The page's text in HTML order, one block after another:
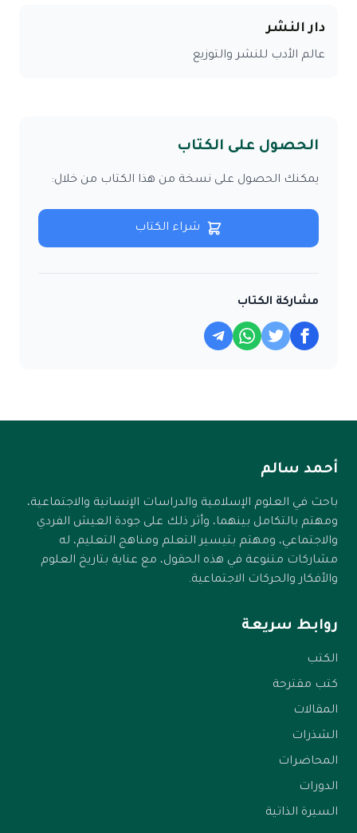
دار النشر
عالم الأدب للنشر والتوزيع
الحصول على الكتاب
يمكنك الحصول على نسخة من هذا الكتاب من خلال:
شراء الكتاب
مشاركة الكتاب
أحمد سالم
باحث في العلوم الإسلامية والدراسات الإنسانية والاجتماعية،
ومهتم بالتكامل بينهما، وأثر ذلك على جودة العيش الفردي
والاجتماعي، ومهتم بتيسير التعلم ومناهج التعليم، له
مشاركات متنوعة في هذه الحقول، مع عناية بتاريخ العلوم
والأفكار والحركات الاجتماعية.
روابط سريعة
الكتب
كتب مقترحة
المقالات
الشذرات
المحاضرات
الدورات
السيرة الذاتية